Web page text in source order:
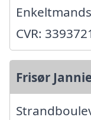
CVR:
Frisør